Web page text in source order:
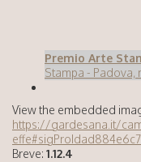
Premio Arte
Stampa - Padova,
View the embedded
https://gardesana.it/
Breve: 1.12.4